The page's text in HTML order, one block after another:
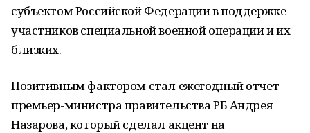
субъектом Российской Федерации в поддержке
участников специальной военной операции и их
близких.
Позитивным фактором стал ежегодный отчет
премьер-министра правительства РБ Андрея
Назарова, который сделал акцент на